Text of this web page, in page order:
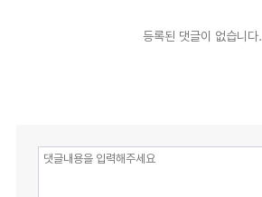
등록된 댓글이 없습니다.